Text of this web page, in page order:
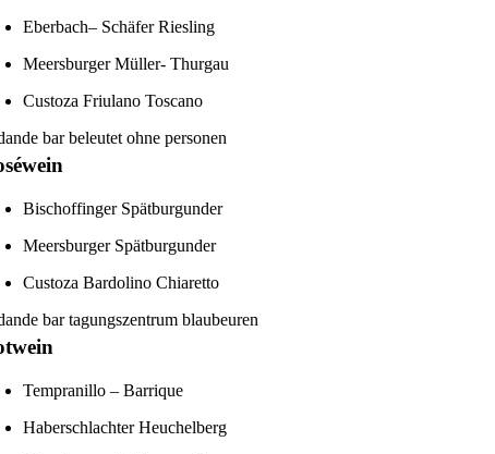
Eberbach– Schäfer Riesling
MeersburgerMüller- Thurgau
Custoza Friulano Toscano
Bischoffinger Spätburgunder
MeersburgerSpätburgunder
Custoza BardolinoChiaretto
Tempranillo – Barrique
HaberschlachterHeuchelberg